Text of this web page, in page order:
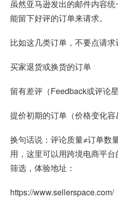
虽然亚马逊发出的邮件内容
能留下好评的订单来请求。
比如这几类订单，不要点请求
买家退货或换货的订单
留有差评（Feedback或评论
提价初期的订单（价格变化容
换句话说：评论质量≠订单数
用，这里可以用跨境电商平
筛选，体验地址：
https://www.sellerspace.com/